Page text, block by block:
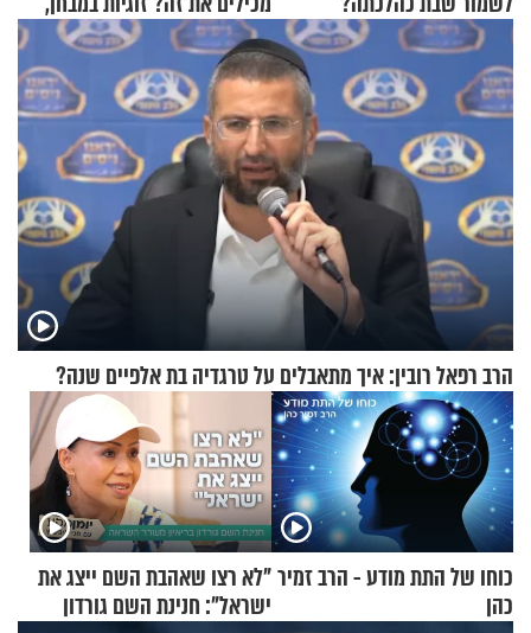
הפעם עם יהודית ואלתר כהן
הרב רפאל רובין: איך מתאבלים על טרגדיה בת אלפיים שנה?
כוחו של התת מודע - הרב זמיר
כהן
"לא רצו שאהבת השם ייצג את
ישראל": חנינת השם גורדון